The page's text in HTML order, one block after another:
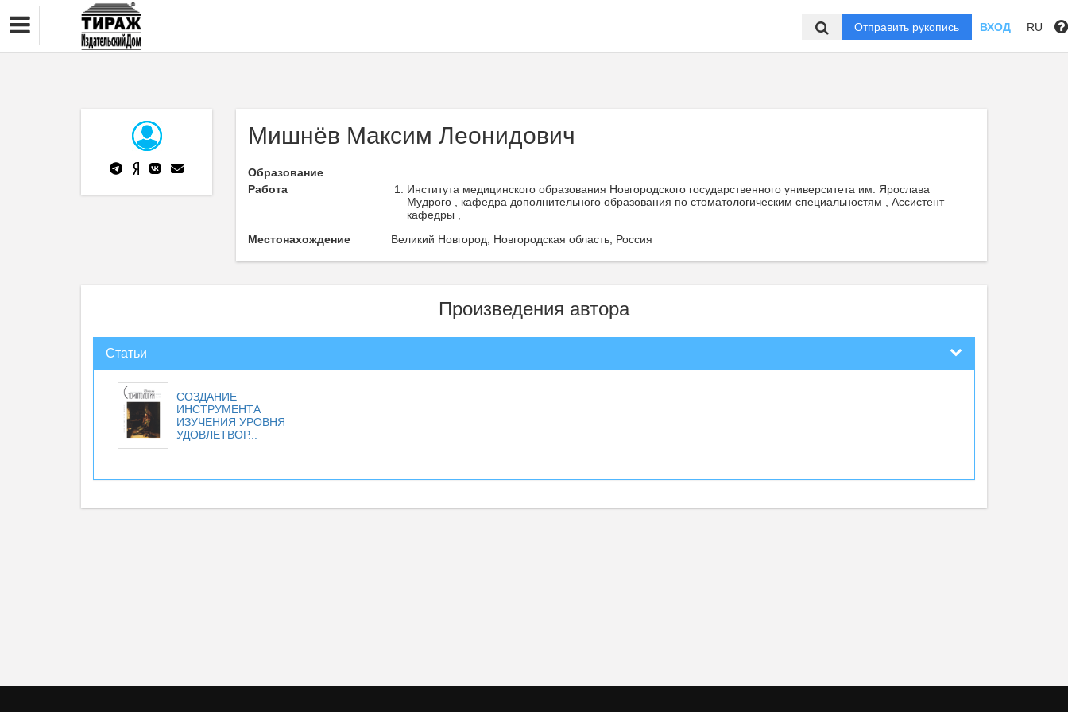
Отправить рукопись ВХОД RU
Мишнёв Максим Леонидович
Образование
Работа
Института медицинского образования Новгородского государственного университета им. Ярослава
Мудрого , кафедра дополнительного образования по стоматологическим специальностям , Ассистент
кафедры ,
Местонахождение
Великий Новгород, Новгородская область, Россия
Произведения автора
Статьи
СОЗДАНИЕ
ИНСТРУМЕНТА
ИЗУЧЕНИЯ УРОВНЯ
УДОВЛЕТВОР...